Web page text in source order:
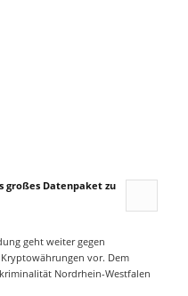
großes Datenpaket zu
geht weiter gegen
vor. Dem
Nordrhein-Westfalen